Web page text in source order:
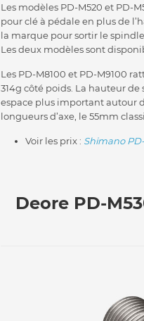
Les modèles PD-M520 et PD-
pour clé à pédale en plus de
la marque pour sortir le
Les deux modèles sont
Les PD-M8100 et PD-M9100
314g côté poids. La hauteur
espace plus important autour
longueurs d’axe, le 55mm
Voir les prix : Shimano
Deore PD-